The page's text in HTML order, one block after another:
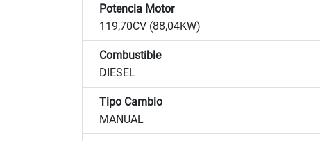
Potencia Motor
119,70CV (88,04KW)
Combustible
DIESEL
Tipo Cambio
MANUAL